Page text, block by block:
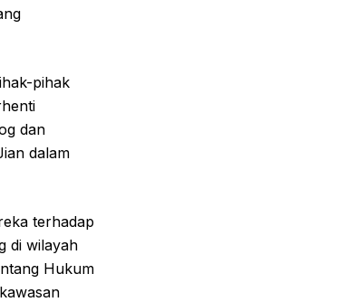
pihak
dan
dalam
terhadap
di wilayah
Hukum